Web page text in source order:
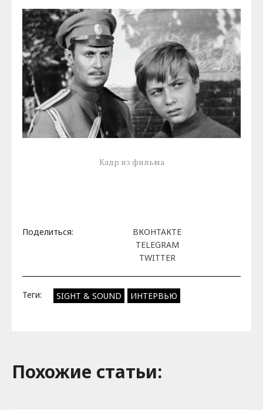
Кадр из фильма
Поделиться:
ВКОНТАКТЕ
TELEGRAM
TWITTER
Теги: SIGHT & SOUND ИНТЕРВЬЮ
Похожие cтатьи: